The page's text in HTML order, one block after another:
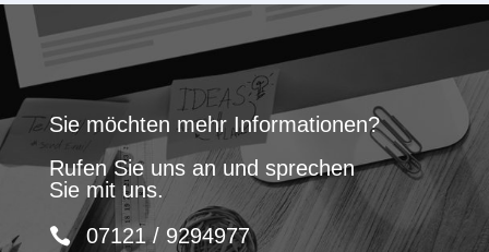
Sie möchten mehr Informationen?
Rufen Sie uns an und sprechen
Sie mit uns.
07121 / 9294977